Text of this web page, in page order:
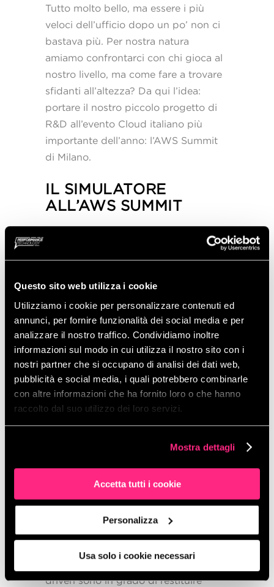
Questo sito web utilizza i cookie
Utilizziamo i cookie per personalizzare contenuti ed
annunci, per fornire funzionalità dei social media e per
analizzare il nostro traffico. Condividiamo inoltre
informazioni sul modo in cui utilizza il nostro sito con i
nostri partner che si occupano di analisi dei dati web,
pubblicità e social media, i quali potrebbero combinarle
con altre informazioni che ha fornito loro o che hanno
raccolto dal suo utilizzo dei loro servizi.
Mostra dettagli
Accetta tutti i cookie
Personalizza
Usa solo i cookie necessari
Tutto molto bello, ma essere i più
veloci dell’ufficio dopo un po’ non ci
bastava più. Per nostra natura
amiamo confrontarci con chi gioca al
nostro livello, ma come fare a trovare
sfidanti all’altezza? Da qui l’idea:
portare il nostro piccolo progetto di
R&D all’evento Cloud italiano più
importante dell’anno: l’AWS Summit
di Milano.
IL SIMULATORE
ALL’AWS SUMMIT
Soli due mesi più tardi, ci trovavamo
di setuppare il tutto, che già stavamo
accogliendo curiosi ed entusiasti,
smaniosi di sfidarsi all’ultimo decimo
di secondo.
In due giorni, più di 400 persone
hanno girato ad Imola sul nostro
simulatore, ma la nostra più grande
soddisfazione è stata nel vedere il
cambio di prospettiva pressoché
immediato di chiunque si sedesse alla
dopo giro.
driven sono in grado di restituire